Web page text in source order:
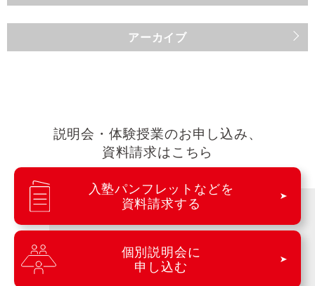
アーカイブ
説明会・体験授業のお申し込み、
資料請求はこちら
入塾パンフレットなどを
資料請求する
個別説明会に
申し込む